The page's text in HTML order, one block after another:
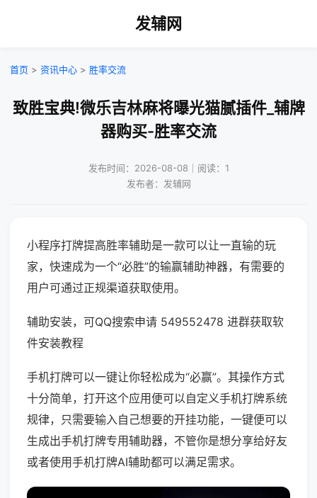
发辅网
首页 > 资讯中心 > 胜率交流
致胜宝典!微乐吉林麻将曝光猫腻插件_辅牌
器购买-胜率交流
发布时间：2026-08-08｜阅读：1
发布者：发辅网
小程序打牌提高胜率辅助是一款可以让一直输的玩
家，快速成为一个“必胜”的输赢辅助神器，有需要的
用户可通过正规渠道获取使用。
辅助安装，可QQ搜索申请 549552478 进群获取软
件安装教程
手机打牌可以一键让你轻松成为“必赢”。其操作方式
十分简单，打开这个应用便可以自定义手机打牌系统
规律，只需要输入自己想要的开挂功能，一键便可以
生成出手机打牌专用辅助器，不管你是想分享给好友
或者使用手机打牌AI辅助都可以满足需求。